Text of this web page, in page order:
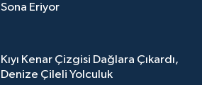
Sona Eriyor
Kıyı Kenar Çizgisi Dağlara Çıkardı,
Denize Çileli Yolculuk